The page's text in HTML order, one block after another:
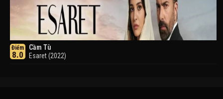
Điểm
8.0
Cầm Tù
Esaret (2022)